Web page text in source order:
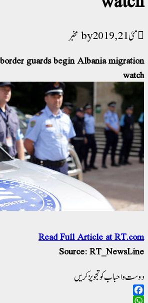
مئی 21, 2019 مخبر
border guards begin Albania
Read Full Article at
Source:
و احباب کو تجویز کریں